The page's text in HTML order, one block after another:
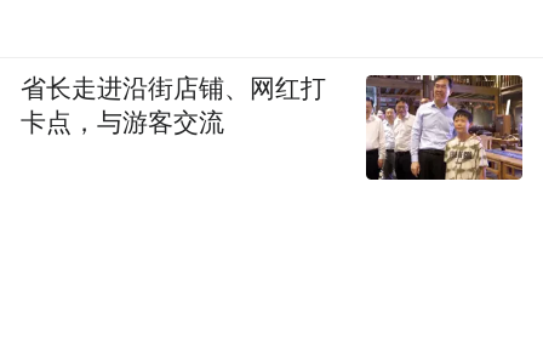
省长走进沿街店铺、网红打
卡点，与游客交流